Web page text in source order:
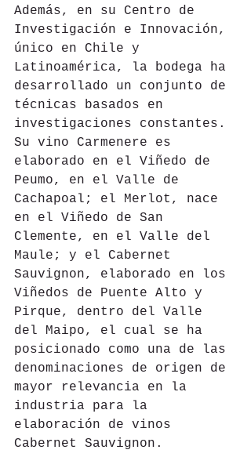
Además, en su Centro de
Investigación e Innovación,
único en Chile y
Latinoamérica, la bodega ha
desarrollado un conjunto de
técnicas basados en
investigaciones constantes.
Su vino Carmenere es
elaborado en el Viñedo de
Peumo, en el Valle de
Cachapoal; el Merlot, nace
en el Viñedo de San
Clemente, en el Valle del
Maule; y el Cabernet
Sauvignon, elaborado en los
Viñedos de Puente Alto y
Pirque, dentro del Valle
del Maipo, el cual se ha
posicionado como una de las
denominaciones de origen de
mayor relevancia en la
industria para la
elaboración de vinos
Cabernet Sauvignon.